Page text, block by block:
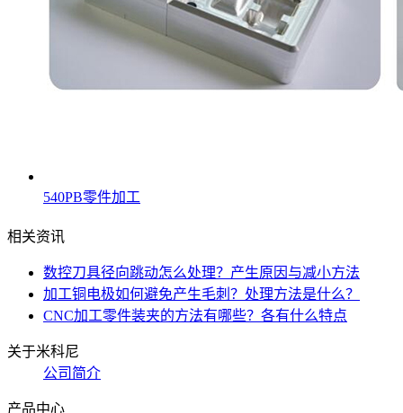
540PB零件加工
相关资讯
数控刀具径向跳动怎么处理？产生原因与减小方法
加工铜电极如何避免产生毛刺？处理方法是什么？
CNC加工零件装夹的方法有哪些？各有什么特点
关于米科尼
公司简介
产品中心